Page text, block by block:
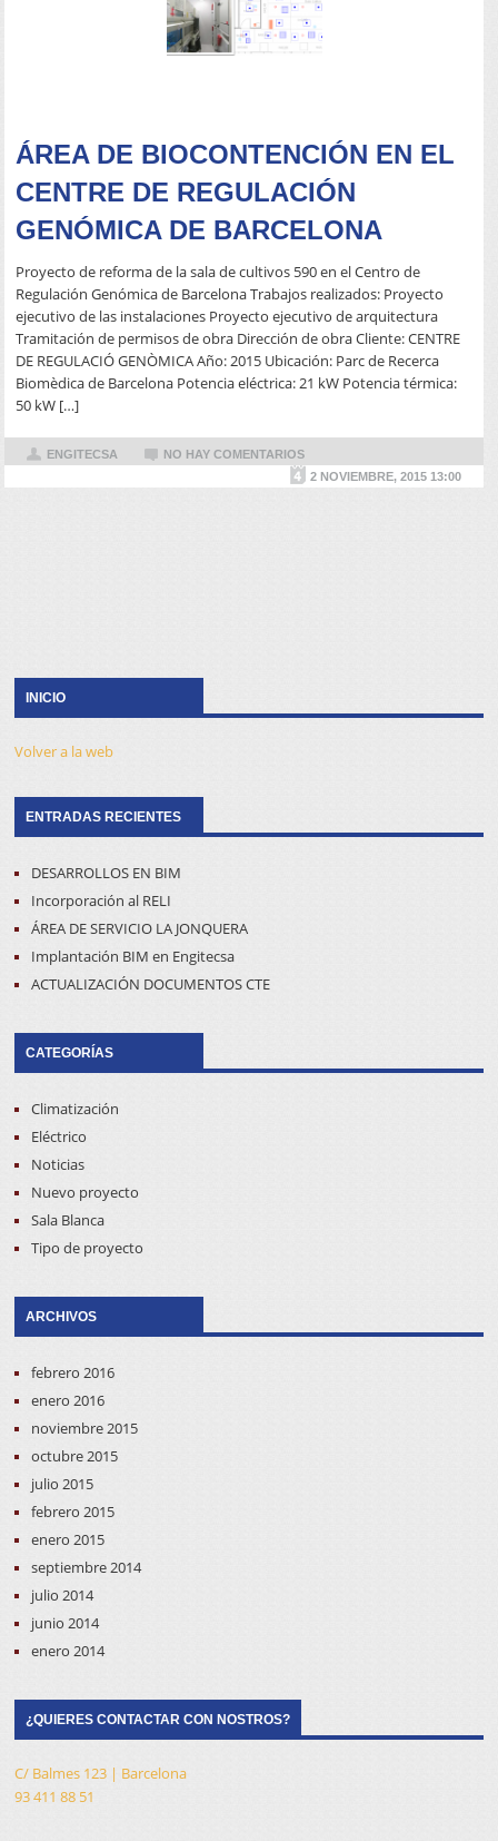
ÁREA DE BIOCONTENCIÓN EN EL
CENTRE DE REGULACIÓN
GENÓMICA DE BARCELONA
Proyecto de reforma de la sala de cultivos 590 en el Centro de
Regulación Genómica de Barcelona Trabajos realizados: Proyecto
ejecutivo de las instalaciones Proyecto ejecutivo de arquitectura
Tramitación de permisos de obra Dirección de obra Cliente: CENTRE
DE REGULACIÓ GENÒMICA Año: 2015 Ubicación: Parc de Recerca
Biomèdica de Barcelona Potencia eléctrica: 21 kW Potencia térmica:
50 kW […]
ENGITECSA
NO HAY COMENTARIOS
2 NOVIEMBRE, 2015 13:00
INICIO
Volver a la web
ENTRADAS RECIENTES
DESARROLLOS EN BIM
Incorporación al RELI
ÁREA DE SERVICIO LA JONQUERA
Implantación BIM en Engitecsa
ACTUALIZACIÓN DOCUMENTOS CTE
CATEGORÍAS
Climatización
Eléctrico
Noticias
Nuevo proyecto
Sala Blanca
Tipo de proyecto
ARCHIVOS
febrero 2016
enero 2016
noviembre 2015
octubre 2015
julio 2015
febrero 2015
enero 2015
septiembre 2014
julio 2014
junio 2014
enero 2014
¿QUIERES CONTACTAR CON NOSTROS?
C/ Balmes 123 | Barcelona
93 411 88 51